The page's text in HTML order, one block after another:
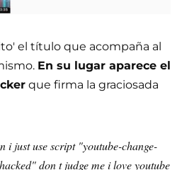
el título que acompaña al
En su lugar aparece el
que firma la graciosada
i just use script "youtube-change-
don t judge me i love youtube